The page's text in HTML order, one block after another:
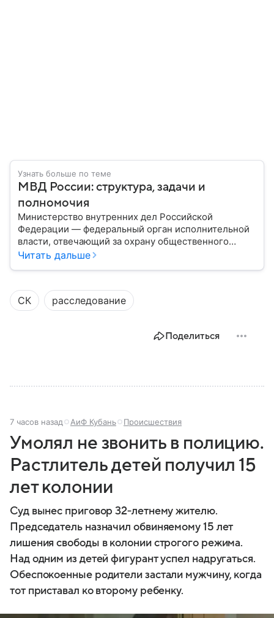
Узнать больше по теме
МВД России: структура, задачи и
полномочия
Министерство внутренних дел Российской
Федерации — федеральный орган исполнительной
власти, отвечающий за охрану общественного
порядка, борьбу с преступностью, обеспечение
В материале рассказываем, чем занимается МВД
России, какие задачи выполняет министерство, как
устроена его структура, кто возглавляет ведомство
Читать дальше
СК расследование
Поделиться
7 часов назад АиФ Кубань Происшествия
Умолял не звонить в полицию.
Растлитель детей получил 15
лет колонии
Суд вынес приговор 32‑летнему жителю.
Председатель назначил обвиняемому 15 лет
лишения свободы в колонии строгого режима.
Над одним из детей фигурант успел надругаться.
Обеспокоенные родители застали мужчину, когда
тот приставал ко второму ребенку.